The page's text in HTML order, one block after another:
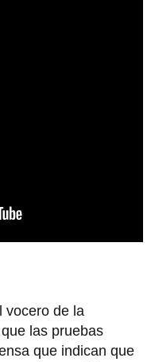
vocero de la
las pruebas
que indican que